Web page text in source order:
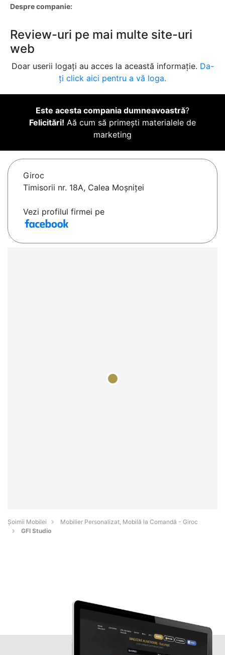
Despre companie:
Review-uri pe mai multe site-uri
web
Doar userii logați au acces la această informație. Da-
ți click aici pentru a vă loga.
Este acesta compania dumneavoastră?
Felicitări! Aă cum să primești materialele de
marketing
Giroc
Timisorii nr. 18A, Calea Moşniţei
Vezi profilul firmei pe
Șoimii Mobilei
Mobilier Personalizat, Mobilă la Comandă - Giroc
GFI Studio